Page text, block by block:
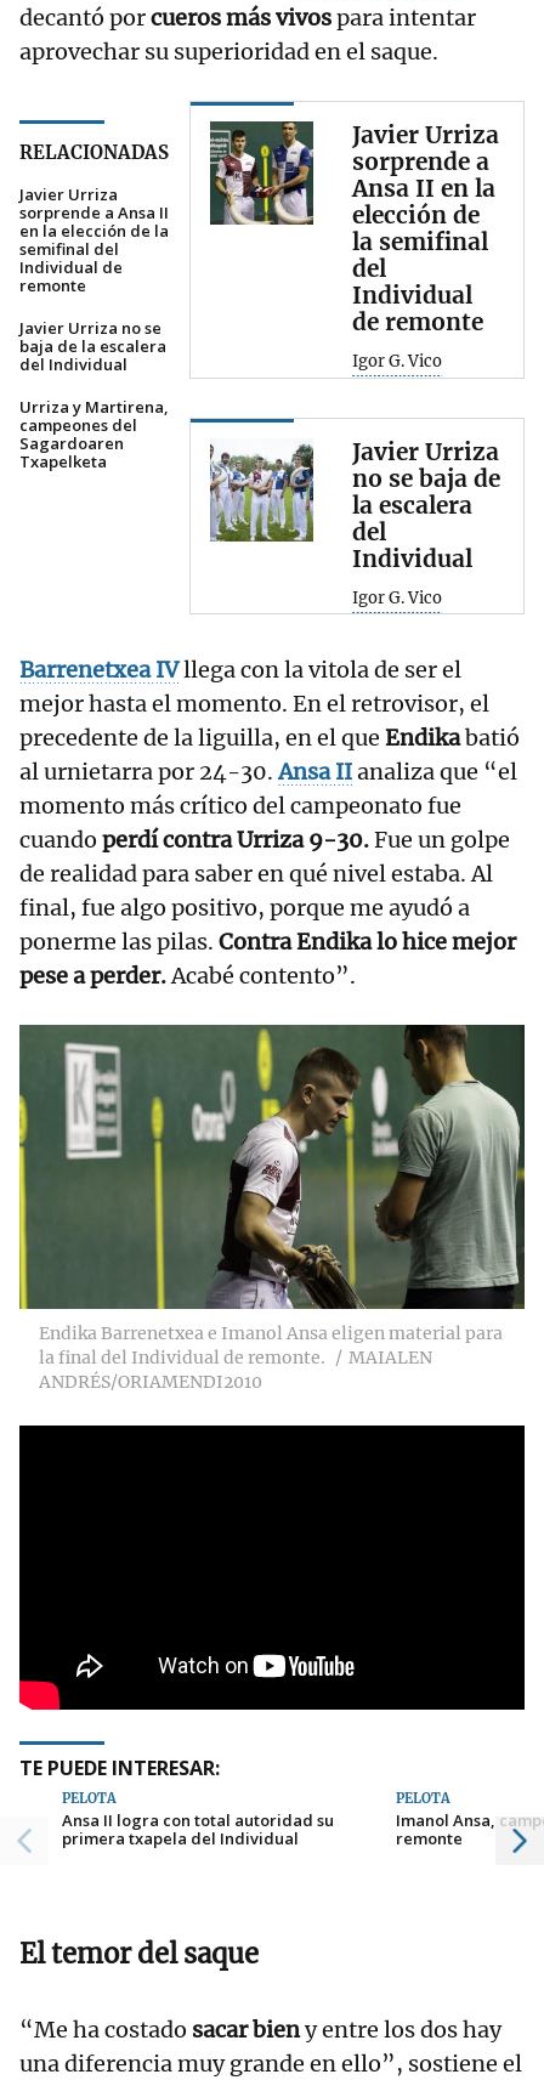
decantó porcueros más vivospara intentar
aprovechar su superioridad en el saque.
RELACIONADAS
Javier Urriza
sorprende a Ansa II
en la elección de la
semifinal del
Individual de
remonte
Javier Urriza no se
baja de la escalera
del Individual
Urriza y Martirena,
campeones del
Sagardoaren
Txapelketa
Javier Urriza
sorprende a
Ansa II en la
elección de
la semifinal
del
Individual
de remonte
Igor G. Vico
Javier Urriza
no se baja de
la escalera
del
Individual
Igor G. Vico
Barrenetxea IVllega con la vitola de ser el
mejor hasta el momento. En el retrovisor, el
precedente de la liguilla, en el que Endikabatió
al urnietarra por 24-30.Ansa IIanaliza que “el
momento más crítico del campeonato fue
cuando perdí contra Urriza 9-30.Fue un golpe
de realidad para saber en qué nivel estaba. Al
final, fue algo positivo, porque me ayudó a
ponerme las pilas. Contra Endika lo hice mejor
pese a perder.Acabé contento”.
Endika Barrenetxea e Imanol Ansa eligen material para
la final del Individual de remonte.
MAIALEN
ANDRÉS/ORIAMENDI2010
TE PUEDE INTERESAR:
PELOTA
Ansa II logra con total autoridad su
primera txapela del Individual
PELOTA
Imanol Ansa,
remonte
El temor del saque
“Me ha costado sacar bieny entre los dos hay
una diferencia muy grande en ello”, sostiene el